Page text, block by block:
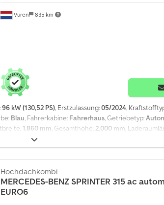
1, Seitenfenster: 4, Verschluss hinten: Doppeltür,
292 km wltp = Weitere Informationen =
Bremsen: Scheibenbremsen Federung:
Profil links: 5 mm; Reifen Profil rechts: 5 mm
55 cm Wartung APK (Technische
Anzahl der Schlüssel: 2 Finanzielle Informationen
und Bedingungen
Vuren 835 km
96 kW (130,52 PS), Erstzulassung:05/2024,
Blau, Fahrerkabine: Fahrerhaus, Getriebetyp:
1.860 mm, Gesamthöhe: 2.000 mm,
, Ausstattung:
elektrisch verstellbarer Spiegel,
Spiegel - Halogenlampe - Manuell - Radio/Kassette
= Anmerkungen = Konfiguration: 4x2,
Mittelachse, gebremst: 1500 kg,
Vorder-und Rückseite, Elektrische Fensterheber,
Beheizte Spiegel, Rückfahrkamera, Beleuchtungsart:
Hochdachkombi
MERCEDES-BENZ SPRINTER 315 ac
EURO6